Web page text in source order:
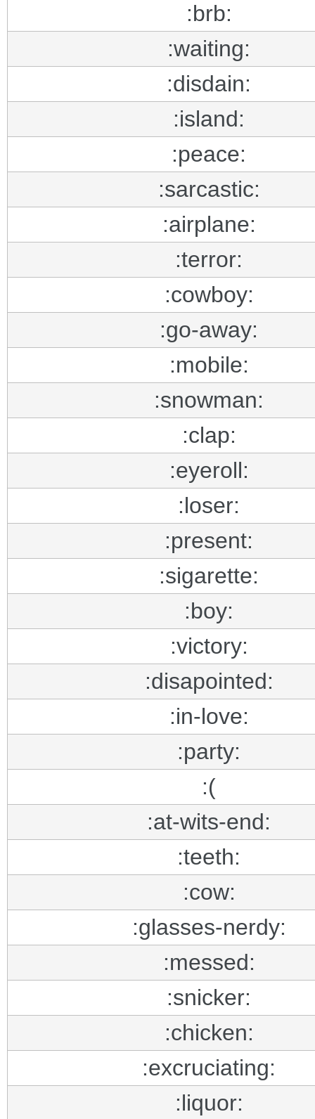
:brb:
:waiting:
:disdain:
:island:
:peace:
:sarcastic:
:airplane:
:terror:
:cowboy:
:go-away:
:mobile:
:snowman:
:clap:
:eyeroll:
:loser:
:present:
:sigarette:
:boy:
:victory:
:disapointed:
:in-love:
:party:
:(
:at-wits-end:
:teeth:
:cow:
:glasses-nerdy:
:messed:
:snicker:
:chicken:
:excruciating:
:liquor: